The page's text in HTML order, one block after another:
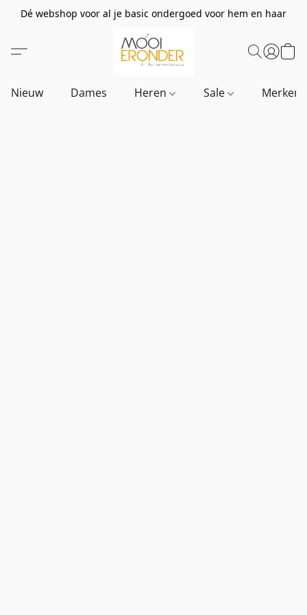
Dé webshop voor al je basic ondergoed voor hem en haar
Nieuw Dames Heren Sale Merken